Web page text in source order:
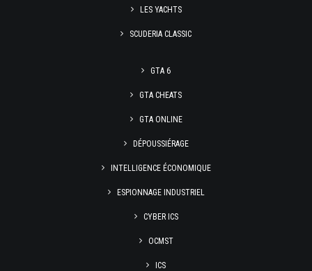
LES YACHTS
SCUDERIA CLASSIC
GTA 6
GTA CHEATS
GTA ONLINE
DÉPOUSSIÉRAGE
INTELLIGENCE ÉCONOMIQUE
ESPIONNAGE INDUSTRIEL
CYBER ICS
OCMST
ICS